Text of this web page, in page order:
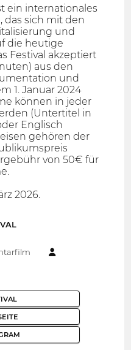
ein internationales
das sich mit den
und
die heutige
Festival akzeptiert
aus den
und
1. Januar 2024
können in jeder
(Untertitel in
Englisch
gehören der
von 50€ für
2026.